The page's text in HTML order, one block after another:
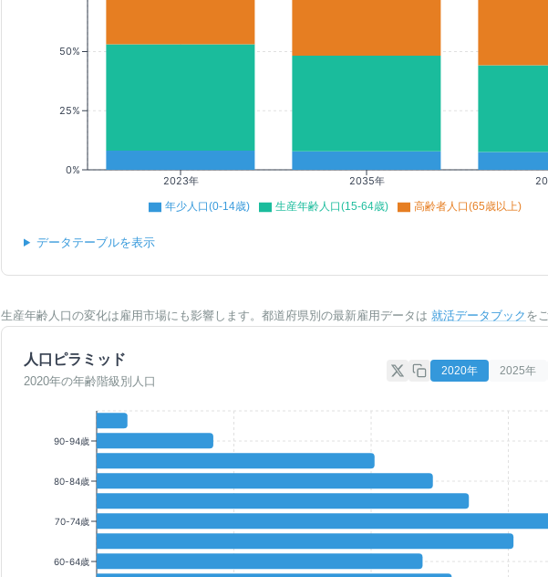
2023年 2035年
0%
25%
50%
年少人口(0-14歳) 生産年齢人口(15-64歳) 高齢者人口(65歳以上)
データテーブルを表示
生産年齢人口の変化は雇用市場にも影響します。都道府県別の最新雇用データは 就活データブック を
人口ピラミッド
2020年の年齢階級別人口
2020年 2025年
90-94歳
80-84歳
70-74歳
60-64歳